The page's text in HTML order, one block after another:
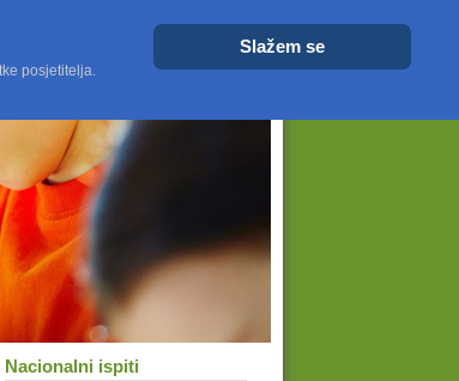
Resetiraj Manje
Nacionalni ispiti
posjetitelja.
Slažem se